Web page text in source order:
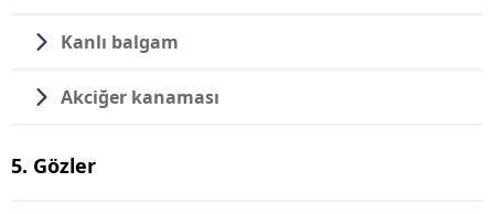
Kanlı balgam
Akciğer kanaması
5. Gözler